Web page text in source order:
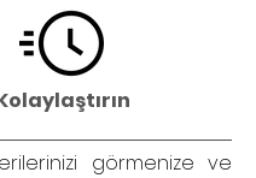
görmenize ve